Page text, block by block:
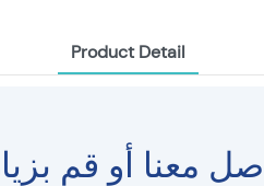
Product Detail
معنا أو قم